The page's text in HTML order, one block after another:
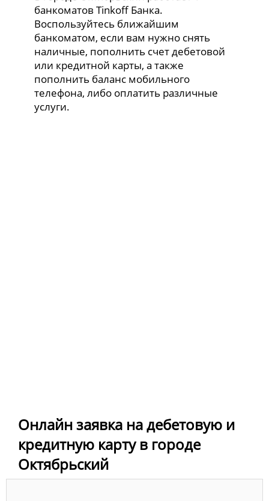
банкоматов Tinkoff Банка.
Воспользуйтесь ближайшим
банкоматом, если вам нужно снять
наличные, пополнить счет дебетовой
или кредитной карты, а также
пополнить баланс мобильного
телефона, либо оплатить различные
услуги.
Онлайн заявка на дебетовую и
кредитную карту в городе
Октябрьский